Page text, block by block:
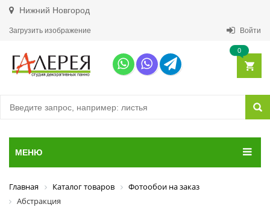
Нижний Новгород
Загрузить изображение Войти
0
МЕНЮ
Главная Каталог товаров
Фотообои на заказ
Абстракция